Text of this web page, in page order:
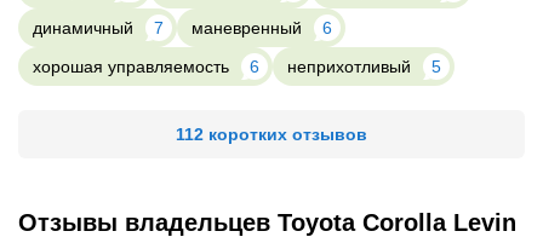
динамичный
7 маневренный
6
хорошая управляемость
6 неприхотливый 5
112 коротких отзывов
Отзывы владельцев Toyota Corolla Levin